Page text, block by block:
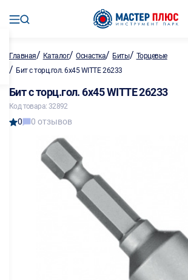
Главная/ Каталог/Оснастка/ Биты/ Торцевые
/ Бит с торц.гол. 6х45 WITTE 26233
Бит с торц.гол. 6х45 WITTE 26233
Код товара: 32892
0 0 отзывов